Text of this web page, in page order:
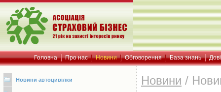
Головна Про нас Новини Обговорення База знань
Новини автоцивілки Новини /